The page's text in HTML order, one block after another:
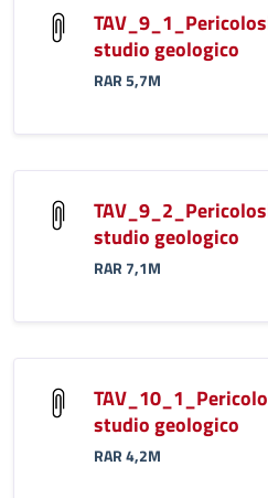
studio geologico
RAR 5,7M
studio geologico
RAR 7,1M
studio geologico
RAR 4,2M